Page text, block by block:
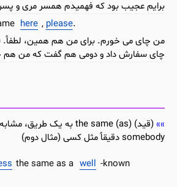
برایم عجیب بود که فهمیدم همسر مری و
here , please.
من چای می خورم. برای من هم همین، لطفاً.
چای سفارش داد و دومی هم گفت که من هم
somebody دقیقاً مثل کسی (مثال دوم)
the same as a well -known